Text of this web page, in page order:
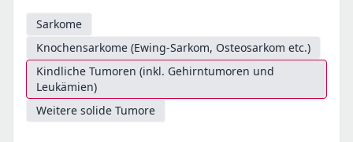
Sarkome
Knochensarkome (Ewing-Sarkom, Osteosarkom etc.)
Kindliche Tumoren (inkl. Gehirntumoren und
Leukämien)
Weitere solide Tumore